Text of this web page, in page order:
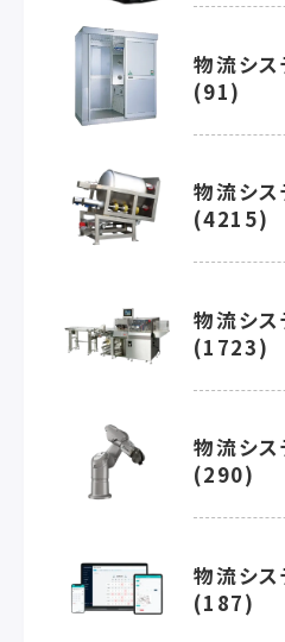
物流シス
(91)
物流シス
(4215)
物流シス
(1723)
物流シス
(290)
物流シス
(187)